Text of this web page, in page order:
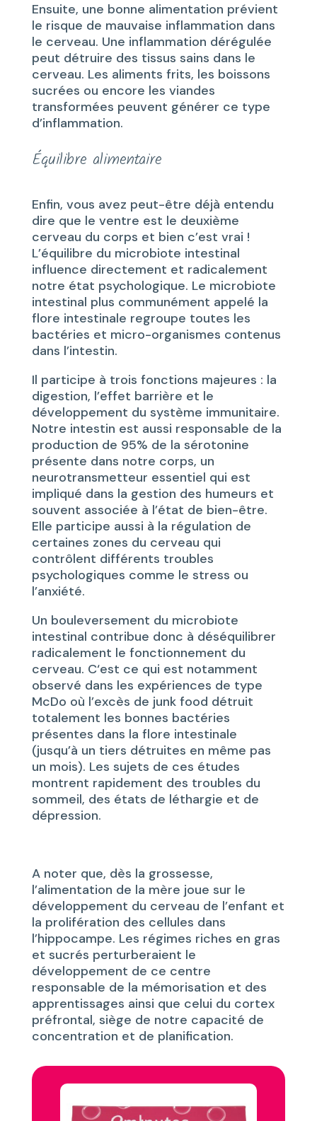
Ensuite, une bonne alimentation prévient
le risque de mauvaise inflammation dans
le cerveau. Une inflammation dérégulée
peut détruire des tissus sains dans le
cerveau. Les aliments frits, les boissons
sucrées ou encore les viandes
transformées peuvent générer ce type
d’inflammation.
Équilibre alimentaire
Enfin, vous avez peut-être déjà entendu
dire que le ventre est le deuxième
cerveau du corps et bien c’est vrai !
L’équilibre du microbiote intestinal
influence directement et radicalement
notre état psychologique. Le microbiote
intestinal plus communément appelé la
flore intestinale regroupe toutes les
bactéries et micro-organismes contenus
dans l’intestin.
Il participe à trois fonctions majeures : la
digestion, l’effet barrière et le
développement du système immunitaire.
Notre intestin est aussi responsable de la
production de 95% de la sérotonine
présente dans notre corps, un
neurotransmetteur essentiel qui est
impliqué dans la gestion des humeurs et
souvent associée à l’état de bien-être.
Elle participe aussi à la régulation de
certaines zones du cerveau qui
contrôlent différents troubles
psychologiques comme le stress ou
l’anxiété.
Un bouleversement du microbiote
intestinal contribue donc à déséquilibrer
radicalement le fonctionnement du
cerveau. C‘est ce qui est notamment
observé dans les expériences de type
McDo où l’excès de junk food détruit
totalement les bonnes bactéries
présentes dans la flore intestinale
(jusqu’à un tiers détruites en même pas
un mois). Les sujets de ces études
montrent rapidement des troubles du
sommeil, des états de léthargie et de
dépression.
A noter que, dès la grossesse,
l’alimentation de la mère joue sur le
développement du cerveau de l’enfant et
la prolifération des cellules dans
l’hippocampe. Les régimes riches en gras
et sucrés perturberaient le
développement de ce centre
responsable de la mémorisation et des
apprentissages ainsi que celui du cortex
préfrontal, siège de notre capacité de
concentration et de planification.